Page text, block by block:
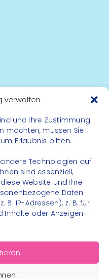
verwalten
und Ihre Zustimmung
möchten, müssen Sie
Erlaubnis bitten.
Technologien auf
sind essenziell,
Website und Ihre
Daten
IP-Adressen), z. B. für
Inhalte oder Anzeigen-